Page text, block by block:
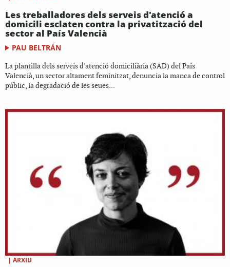
Les treballadores dels serveis d'atenció a
domicili esclaten contra la privatització del
sector al País Valencià
PAU BELTRÁN
La plantilla dels serveis d'atenció domiciliària (SAD) del País
Valencià, un sector altament feminitzat, denuncia la manca de control
públic, la degradació de les seues...
| ARXIU